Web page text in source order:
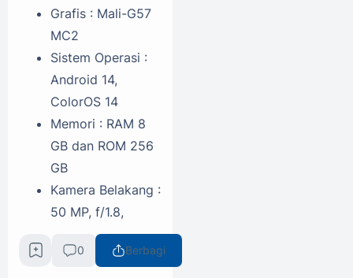
Grafis : Mali-G57
MC2
Sistem Operasi :
Android 14,
ColorOS 14
Memori : RAM 8
GB dan ROM 256
GB
Kamera Belakang :
50 MP, f/1.8,
(wide), PDAF + 2
MP, f/2.4, (depth),
0 Berbagi